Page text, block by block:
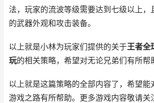
法，玩家的流波等级需要达到七级以上，
的武器外观和攻击装备。
以上就是小林为玩家们提供的关于王者全
玩的相关策略，希望对无论兄弟们有所帮
以上就是这篇策略的全部内容了，希望能
游戏之路有所帮助。更多游戏内容敬请关